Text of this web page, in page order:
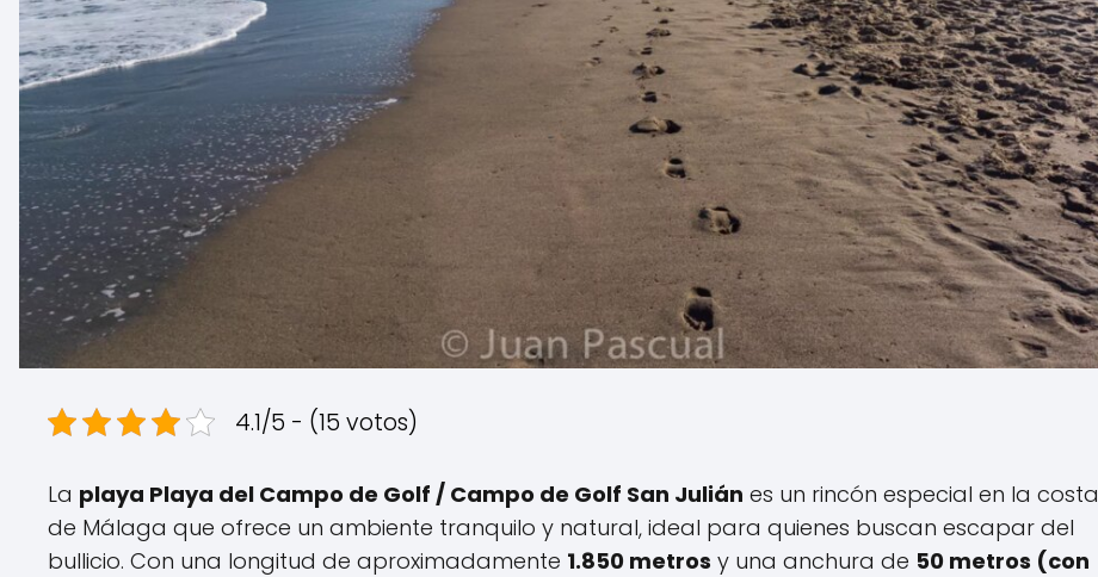
4.1/5 - (15 votos)
La playa Playa del Campo de Golf / Campo de Golf San Julián es un rincón especial en la costa
de Málaga que ofrece un ambiente tranquilo y natural, ideal para quienes buscan escapar del
bullicio. Con una longitud de aproximadamente 1.850 metros y una anchura de 50 metros (con